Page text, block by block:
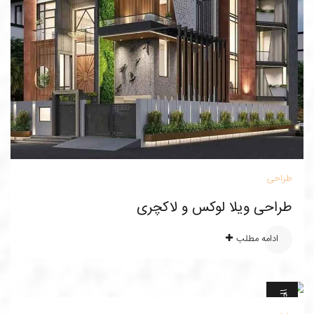
طراحی
طراحی ویلا لوکس و لاکچری
ادامه مطلب
2
خ
ر
د
ا
د
1
4
0